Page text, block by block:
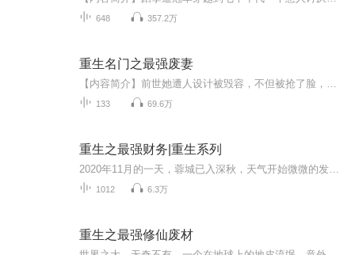
648 357.2万
重生名门之最强废妻
133 69.6万
重生之最强财务|重生系列
1012 6.3万
重生之最强修仙废材